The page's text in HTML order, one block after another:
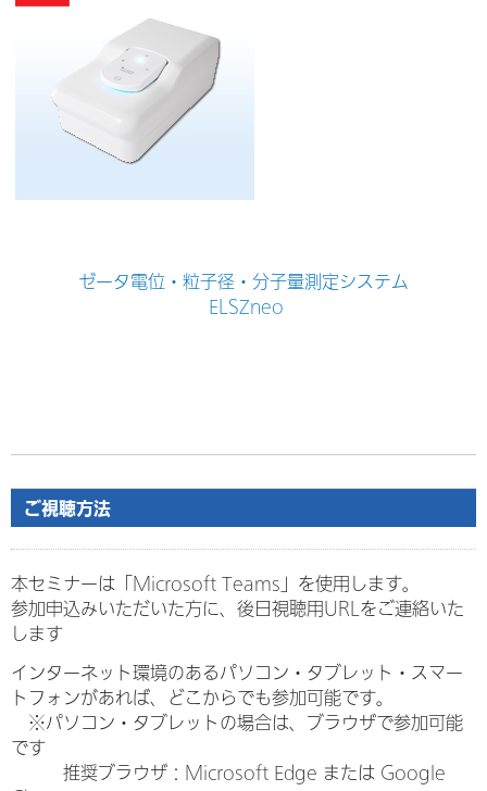
ゼータ電位・粒子径・分子量測定システム
ELSZneo
ご視聴方法
本セミナーは「Microsoft Teams」を使用します。
参加申込みいただいた方に、後日視聴用URLをご連絡いた
します
インターネット環境のあるパソコン・タブレット・スマー
トフォンがあれば、どこからでも参加可能です。
※パソコン・タブレットの場合は、ブラウザで参加可能
です
推奨ブラウザ：Microsoft Edge または Google